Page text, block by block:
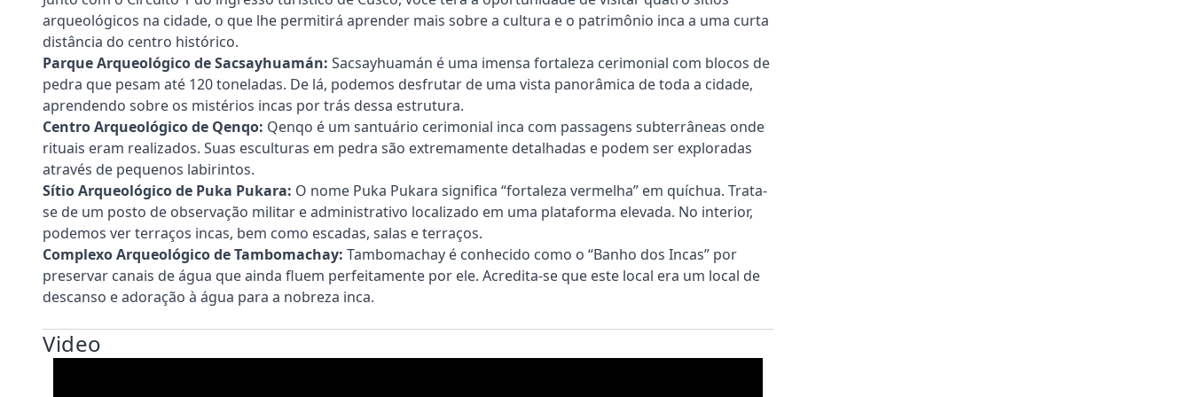
arqueológicos na cidade, o que lhe permitirá aprender mais sobre a cultura e o patrimônio inca a uma curta
distância do centro histórico.
Parque Arqueológico de Sacsayhuamán: Sacsayhuamán é uma imensa fortaleza cerimonial com blocos de
pedra que pesam até 120 toneladas. De lá, podemos desfrutar de uma vista panorâmica de toda a cidade,
aprendendo sobre os mistérios incas por trás dessa estrutura.
Centro Arqueológico de Qenqo: Qenqo é um santuário cerimonial inca com passagens subterrâneas onde
rituais eram realizados. Suas esculturas em pedra são extremamente detalhadas e podem ser exploradas
através de pequenos labirintos.
Sítio Arqueológico de Puka Pukara: O nome Puka Pukara significa “fortaleza vermelha” em quíchua. Trata-
se de um posto de observação militar e administrativo localizado em uma plataforma elevada. No interior,
podemos ver terraços incas, bem como escadas, salas e terraços.
Complexo Arqueológico de Tambomachay: Tambomachay é conhecido como o “Banho dos Incas” por
preservar canais de água que ainda fluem perfeitamente por ele. Acredita-se que este local era um local de
descanso e adoração à água para a nobreza inca.
Video